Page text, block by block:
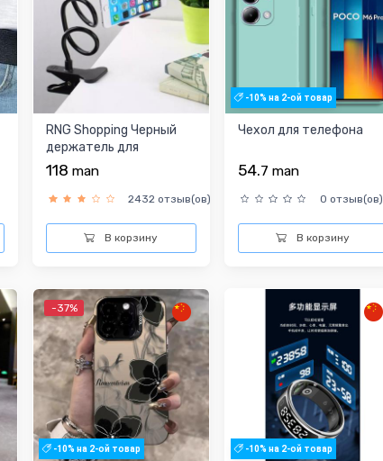
RNG Shopping Черный
держатель для
телефона
118 man
2432 отзыв(ов)
В корзину
-10% на 2-ой товар
Чехол для телефона
54.7 man
0 отзыв(ов)
В корзину
-37%
-10% на 2-ой товар -10% на 2-ой товар